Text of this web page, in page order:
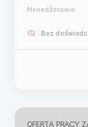
да, то нам
красоты! 🌟 🔹 Заработок: от 1500$ (600-800$ ставка
Menedżerowie
Bez
OFERTA PRACY